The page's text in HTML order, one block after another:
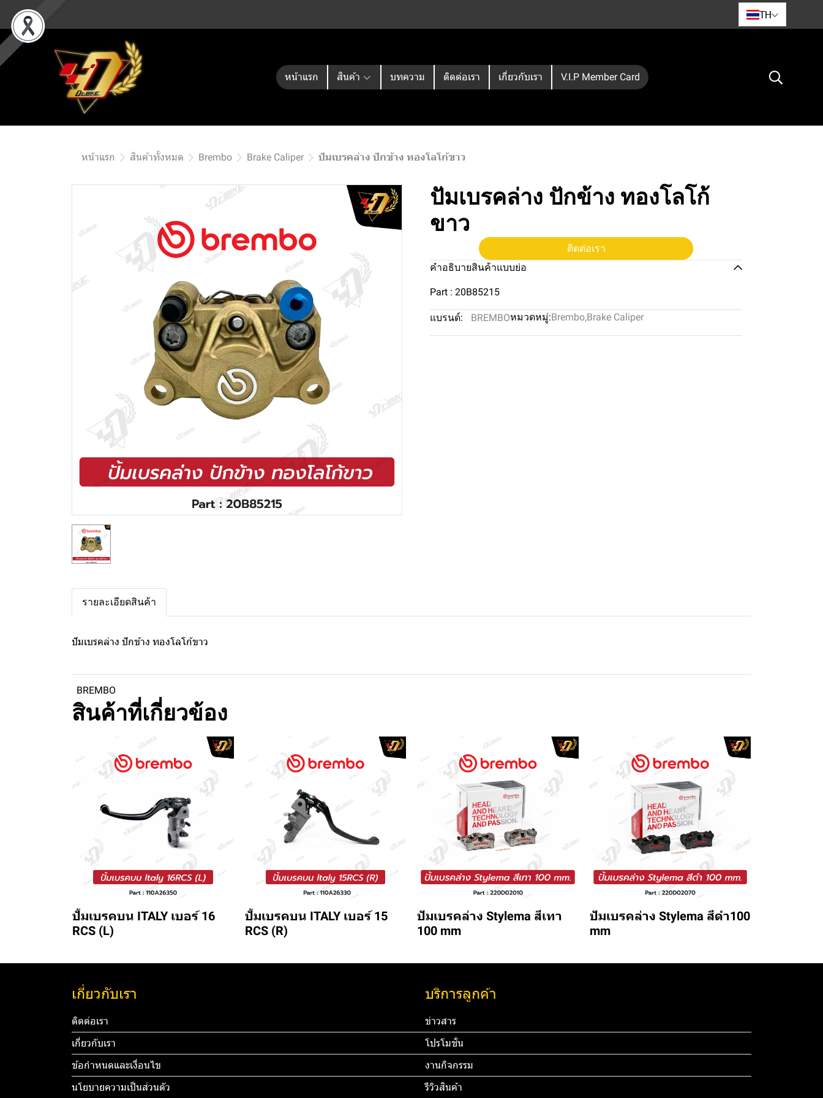
TH
หน้าแรก สินค้า บทความ ติดต่อเรา เกี่ยวกับเรา V.I.P Member Card
หน้าแรก สินค้าทั้งหมด Brembo Brake Caliper ปัมเบรคล่าง ปักข้าง ทองโลโก้ขาว
ปัมเบรคล่าง ปักข้าง ทองโลโก้
ขาว
ติดต่อเรา
คำอธิบายสินค้าแบบย่อ
Part : 20B85215
แบรนด์: BREMBOหมวดหมู่:Brembo,Brake Caliper
รายละเอียดสินค้า
ปัมเบรคล่าง ปักข้าง ทองโลโก้ขาว
BREMBO
สินค้าที่เกี่ยวข้อง
ปั้มเบรคบน ITALY เบอร์ 16
RCS (L)
ปั้มเบรคบน ITALY เบอร์ 15
RCS (R)
ปัมเบรคล่าง Stylema สีเทา
100 mm
ปัมเบรคล่าง Stylema สีดำ100
mm
เกี่ยวกับเรา
ติดต่อเรา
เกี่ยวกับเรา
ข้อกำหนดและเงื่อนไข
นโยบายความเป็นส่วนตัว
บริการลูกค้า
ข่าวสาร
โปรโมชั่น
งานกิจกรรม
รีวิวสินค้า